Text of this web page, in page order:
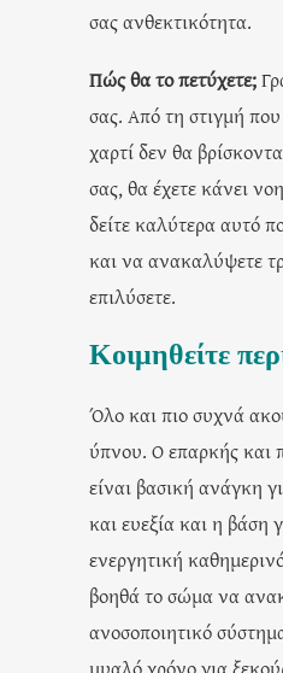
σας ανθεκτικότητα.
Πώς θα το πετύχετε;
σας. Από τη στιγμή
χαρτί δεν θα
σας, θα έχετε κάνει
δείτε καλύτερα αυτό
και να ανακαλύψετε
επιλύσετε.
Κοιμηθείτε
Όλο και πιο συχνά
ύπνου. Ο επαρκής και
είναι βασική ανάγκη
και ευεξία και η βάση
ενεργητική
βοηθά το σώμα να
ανοσοποιητικό
μυαλό χρόνο για